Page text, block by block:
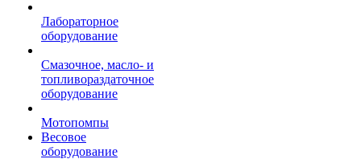
Лабораторное
оборудование
Смазочное, масло- и
топливораздаточное
оборудование
Мотопомпы
Весовое
оборудование